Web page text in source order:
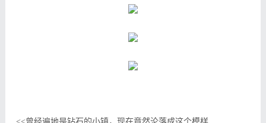
曾经遍地是钻石的小镇，现在竟然沦落成这个模样